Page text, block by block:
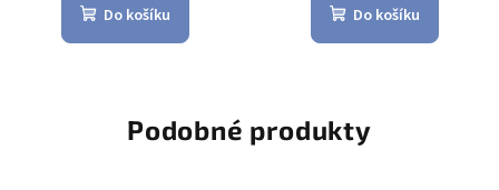
Do košíku Do košíku
Podobné produkty